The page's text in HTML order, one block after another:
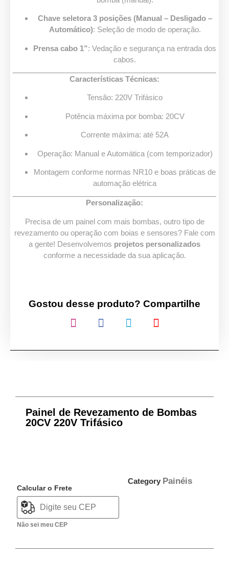
Chave seletora 3 posições (Manual – Desligado –
Automático): Seleção de modo de operação.
Prensa cabo 1”: Vedação e segurança na entrada dos
cabos.
Características Técnicas:
Tensão: 220V Trifásico
Potência máxima por bomba: 20CV
Corrente máxima: até 52A
Operação: Manual e Automática (com temporizador)
Montagem conforme normas NR10 e boas práticas de
automação elétrica
Personalização:
Precisa de um painel com mais bombas, outro tipo de
revezamento ou operação com boias e sensores? Fale com
a gente! Desenvolvemos projetos personalizados
conforme a necessidade da sua aplicação.
Gostou desse produto? Compartilhe
Painel de Revezamento de Bombas
20CV 220V Trifásico
Calcular o Frete
Não sei meu CEP
Category Painéis